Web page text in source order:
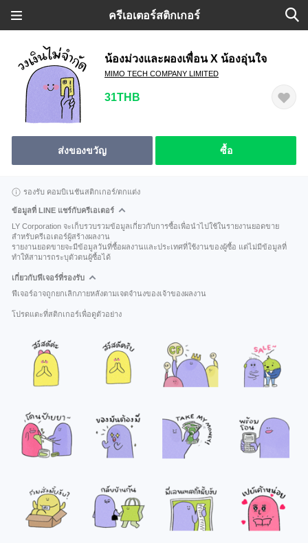
ครีเอเตอร์สติกเกอร์
น้องม่วงและผองเพื่อน X น้องอุ่นใจ
MIMO TECH COMPANY LIMITED
31THB
ส่งของขวัญ ซื้อ
รองรับ คอมบิเนชันสติกเกอร์/ตกแต่ง
ข้อมูลที่ LINE แชร์กับครีเอเตอร์
LY Corporation จะเก็บรวบรวมข้อมูลเกี่ยวกับการซื้อเพื่อนำไปใช้ในรายงานยอดขาย
สำหรับครีเอเตอร์ผู้สร้างผลงาน
รายงานยอดขายจะมีข้อมูลวันที่ซื้อผลงานและประเทศที่ใช้งานของผู้ซื้อ แต่ไม่มีข้อมูลที่
ทำให้สามารถระบุตัวตนผู้ซื้อได้
เกี่ยวกับฟีเจอร์ที่รองรับ
ฟีเจอร์อาจถูกยกเลิกภายหลังตามเจตจำนงของเจ้าของผลงาน
โปรดแตะที่สติกเกอร์เพื่อดูตัวอย่าง